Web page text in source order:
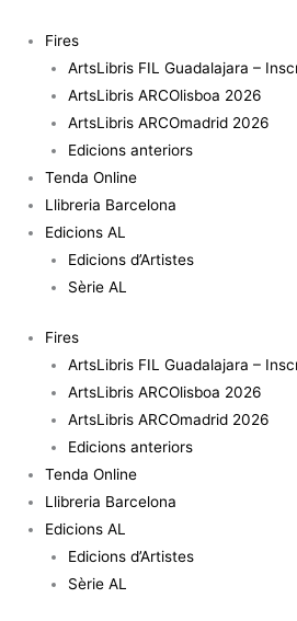
contingut
Fires
ArtsLibris FIL Guadalajara –
ArtsLibris ARCOlisboa 2026
ArtsLibris ARCOmadrid 2026
Edicions anteriors
Tenda Online
Llibreria Barcelona
Edicions AL
Edicions d’Artistes
Sèrie AL
Fires
ArtsLibris FIL Guadalajara –
ArtsLibris ARCOlisboa 2026
ArtsLibris ARCOmadrid 2026
Edicions anteriors
Tenda Online
Llibreria Barcelona
Edicions AL
Edicions d’Artistes
Sèrie AL